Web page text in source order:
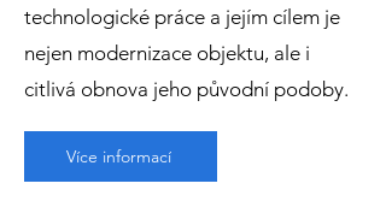
technologické práce a jejím cílem je
nejen modernizace objektu, ale i
citlivá obnova jeho původní podoby.
Více informací